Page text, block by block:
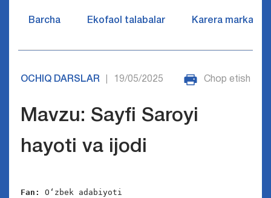
Barcha Ekofaol talabalar Karera markazi
OCHIQ DARSLAR 19/05/2025 Chop etish
Mavzu: Sayfi Saroyi
hayoti va ijodi
Fan: Oʻzbek adabiyoti